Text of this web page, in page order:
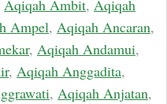
Aqiqah Ambit, Aqiqah
Ampel, Aqiqah Ancaran,
, Aqiqah Andamui,
, Aqiqah Anggadita,
, Aqiqah Anjatan,